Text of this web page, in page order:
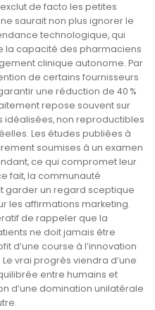
de facto les petites
ne saurait non plus ignorer le
technologique, qui
la capacité des pharmaciens
clinique autonome. Par
de certains fournisseurs
une réduction de 40 %
repose souvent sur
idéalisées, non reproductibles
Les études publiées à
soumises à un examen
ce qui compromet leur
fait, la communauté
garder un regard sceptique
les affirmations marketing.
de rappeler que la
ne doit jamais être
d’une course à l’innovation
vrai progrès viendra d’une
entre humains et
d’une domination unilatérale